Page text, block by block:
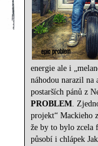
energie ale i
náhodou narazil na
postarších pánů z
PROBLEM.
projekt“ Mackieho
že by to bylo zcela
působí i chlápek